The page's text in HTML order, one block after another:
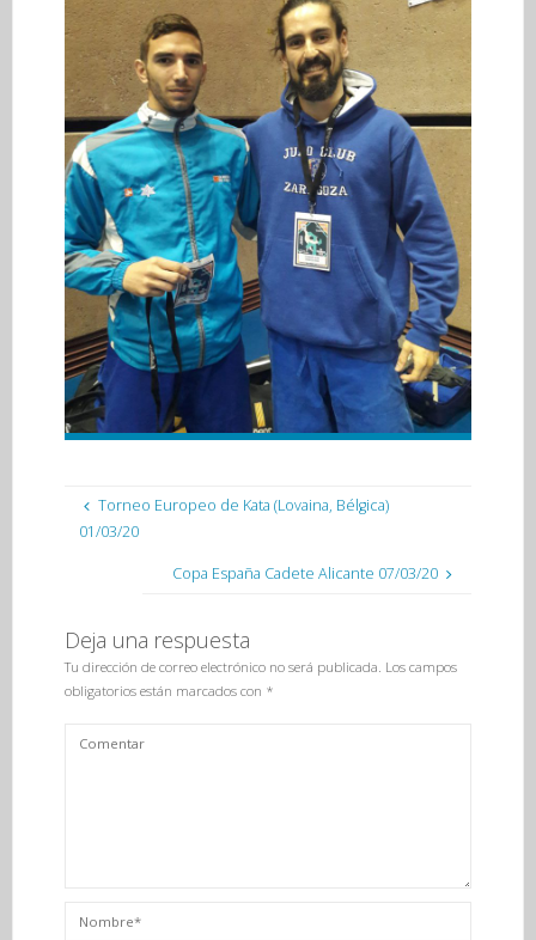
Torneo Europeo de Kata (Lovaina, Bélgica)
01/03/20
Copa España Cadete Alicante 07/03/20
Deja una respuesta
Tu dirección de correo electrónico no será publicada. Los campos
obligatorios están marcados con *